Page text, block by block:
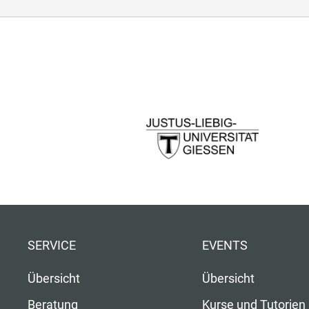
SERVICE
Übersicht
Beratung
EVENTS
Übersicht
Kurse und Tutorien